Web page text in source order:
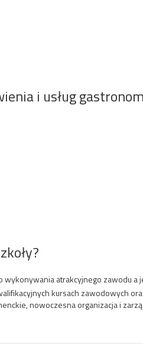
i usług
wykonywania atrakcyjnego zawodu
kursach zawodowych
nowoczesna organizacja i